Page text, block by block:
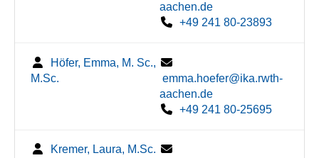
aachen.de
+49 241 80-23893
Höfer, Emma, M. Sc.,
M.Sc.
emma.hoefer@ika.rwth-
aachen.de
+49 241 80-25695
Kremer, Laura, M.Sc.